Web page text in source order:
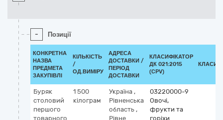
- Позиції
КОНКРЕТНА
НАЗВА
ПРЕДМЕТА
ЗАКУПІВЛІ
КІЛЬКІСТЬ
/
ОД.ВИМІРУ
АДРЕСА
ДОСТАВКИ /
ПЕРІОД
ДОСТАВКИ
КЛАСИФІКАТОР
ДК 021:2015
(CPV)
Буряк
столовий
першого
товарного
1 500
кілограм
Україна ,
Рівненська
область ,
Рівне
03220000-9
Овочі,
фрукти та
горіхи